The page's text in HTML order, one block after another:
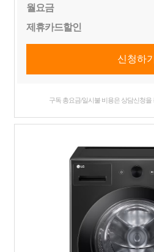
월요금
제휴카드할인
구독 총요금/일시불 비용은 상담신청을